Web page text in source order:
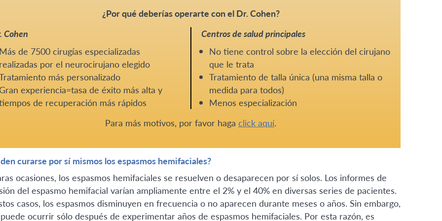
¿Por qué deberías operarte con el Dr. Cohen?
Cohen
de 7500 cirugías especializadas
por el neurocirujano elegido
más personalizado
experiencia=tasa de éxito más alta y
de recuperación más rápidos
Centros de salud principales
No tiene control sobre la elección del cirujano
que le trata
Tratamiento de talla única (una misma talla o
medida para todos)
Menos especialización
Para más motivos, por favor haga click aquí.
curarse por sí mismos los espasmos hemifaciales?
ocasiones, los espasmos hemifaciales se resuelven o desaparecen por sí solos. Los informes de
del espasmo hemifacial varían ampliamente entre el 2% y el 40% en diversas series de pacientes.
casos, los espasmos disminuyen en frecuencia o no aparecen durante meses o años. Sin embargo,
ocurrir sólo después de experimentar años de espasmos hemifaciales. Por esta razón, es